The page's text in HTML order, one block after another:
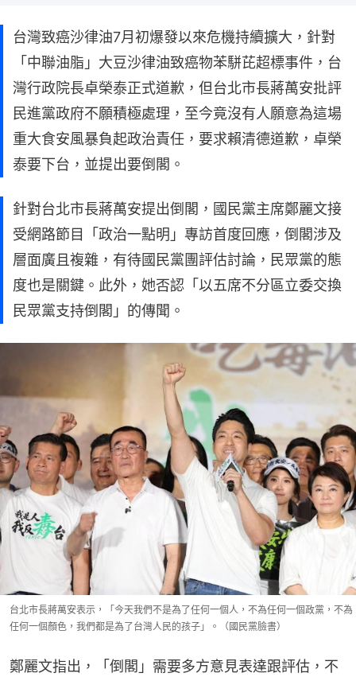
台灣致癌沙律油7月初爆發以來危機持續擴大，針對
「中聯油脂」大豆沙律油致癌物苯駢芘超標事件，台
灣行政院長卓榮泰正式道歉，但台北市長蔣萬安批評
民進黨政府不願積極處理，至今竟沒有人願意為這場
重大食安風暴負起政治責任，要求賴清德道歉，卓榮
泰要下台，並提出要倒閣。
針對台北市長蔣萬安提出倒閣，國民黨主席鄭麗文接
受網路節目「政治一點明」專訪首度回應，倒閣涉及
層面廣且複雜，有待國民黨團評估討論，民眾黨的態
度也是關鍵。此外，她否認「以五席不分區立委交換
民眾黨支持倒閣」的傳聞。
台北市長蔣萬安表示，「今天我們不是為了任何一個人，不為任何一個政黨，不為
任何一個顏色，我們都是為了台灣人民的孩子」。（國民黨臉書）
鄭麗文指出，「倒閣」需要多方意見表達跟評估，不